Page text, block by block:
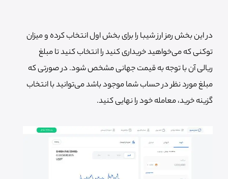
در این بخش رمز ارز شیبا را برای بخش اول انتخاب کرده و میزان
توکنی که می‌خواهید خریداری کنید را انتخاب کنید تا مبلغ
ریالی آن با توجه به قیمت جهانی مشخص شود. در صورتی که
مبلغ مورد نظر در حساب شما موجود باشد می‌توانید با انتخاب
گزینه خرید، معامله خود را نهایی کنید.